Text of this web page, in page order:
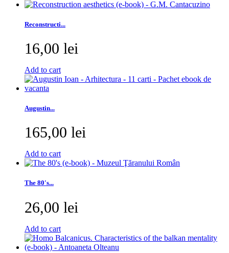
Reconstructi...
16,00 lei
Add to cart
Augustin...
165,00 lei
Add to cart
The 80's...
26,00 lei
Add to cart